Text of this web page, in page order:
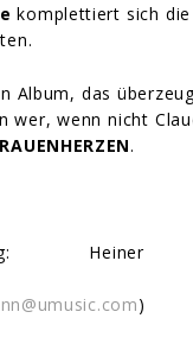
komplettiert sich
Album, das
wer, wenn nicht
.
Heiner
)